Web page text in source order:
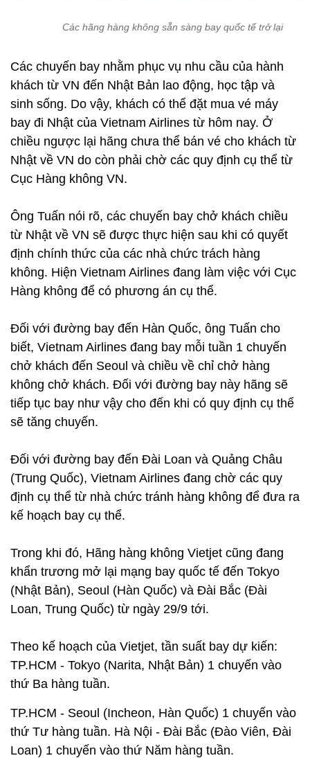
Các hãng hàng không sẵn sàng bay quốc tế trở lại
Các chuyến bay nhằm phục vụ nhu cầu của hành
khách từ VN đến Nhật Bản lao động, học tập và
sinh sống. Do vậy, khách có thể đặt mua vé máy
bay đi Nhật của Vietnam Airlines từ hôm nay. Ở
chiều ngược lại hãng chưa thể bán vé cho khách từ
Nhật về VN do còn phải chờ các quy định cụ thể từ
Cục Hàng không VN.
Ông Tuấn nói rõ, các chuyến bay chở khách chiều
từ Nhật về VN sẽ được thực hiện sau khi có quyết
định chính thức của các nhà chức trách hàng
không. Hiện Vietnam Airlines đang làm việc với Cục
Hàng không để có phương án cụ thể.
Đối với đường bay đến Hàn Quốc, ông Tuấn cho
biết, Vietnam Airlines đang bay mỗi tuần 1 chuyến
chở khách đến Seoul và chiều về chỉ chở hàng
không chở khách. Đối với đường bay này hãng sẽ
tiếp tục bay như vậy cho đến khi có quy định cụ thể
sẽ tăng chuyến.
Đối với đường bay đến Đài Loan và Quảng Châu
(Trung Quốc), Vietnam Airlines đang chờ các quy
định cụ thể từ nhà chức tránh hàng không để đưa ra
kế hoạch bay cụ thể.
Trong khi đó, Hãng hàng không Vietjet cũng đang
khẩn trương mở lại mạng bay quốc tế đến Tokyo
(Nhật Bản), Seoul (Hàn Quốc) và Đài Bắc (Đài
Loan, Trung Quốc) từ ngày 29/9 tới.
Theo kế hoạch của Vietjet, tần suất bay dự kiến:
TP.HCM - Tokyo (Narita, Nhật Bản) 1 chuyến vào
thứ Ba hàng tuần.
TP.HCM - Seoul (Incheon, Hàn Quốc) 1 chuyến vào
thứ Tư hàng tuần. Hà Nội - Đài Bắc (Đào Viên, Đài
Loan) 1 chuyến vào thứ Năm hàng tuần.